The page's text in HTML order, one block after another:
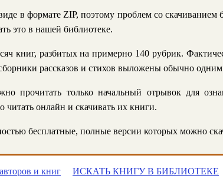
в формате ZIP, поэтому проблем со
это в нашей библиотеке.
книг, разбитых на примерно 140 рубрик.
рассказов и стихов выложены обычно
прочитать только начальный отрывок для
читать онлайн и скачивать их книги.
бесплатные, полные версии которых можно
и книг ИСКАТЬ КНИГУ В БИБЛИОТЕКЕ